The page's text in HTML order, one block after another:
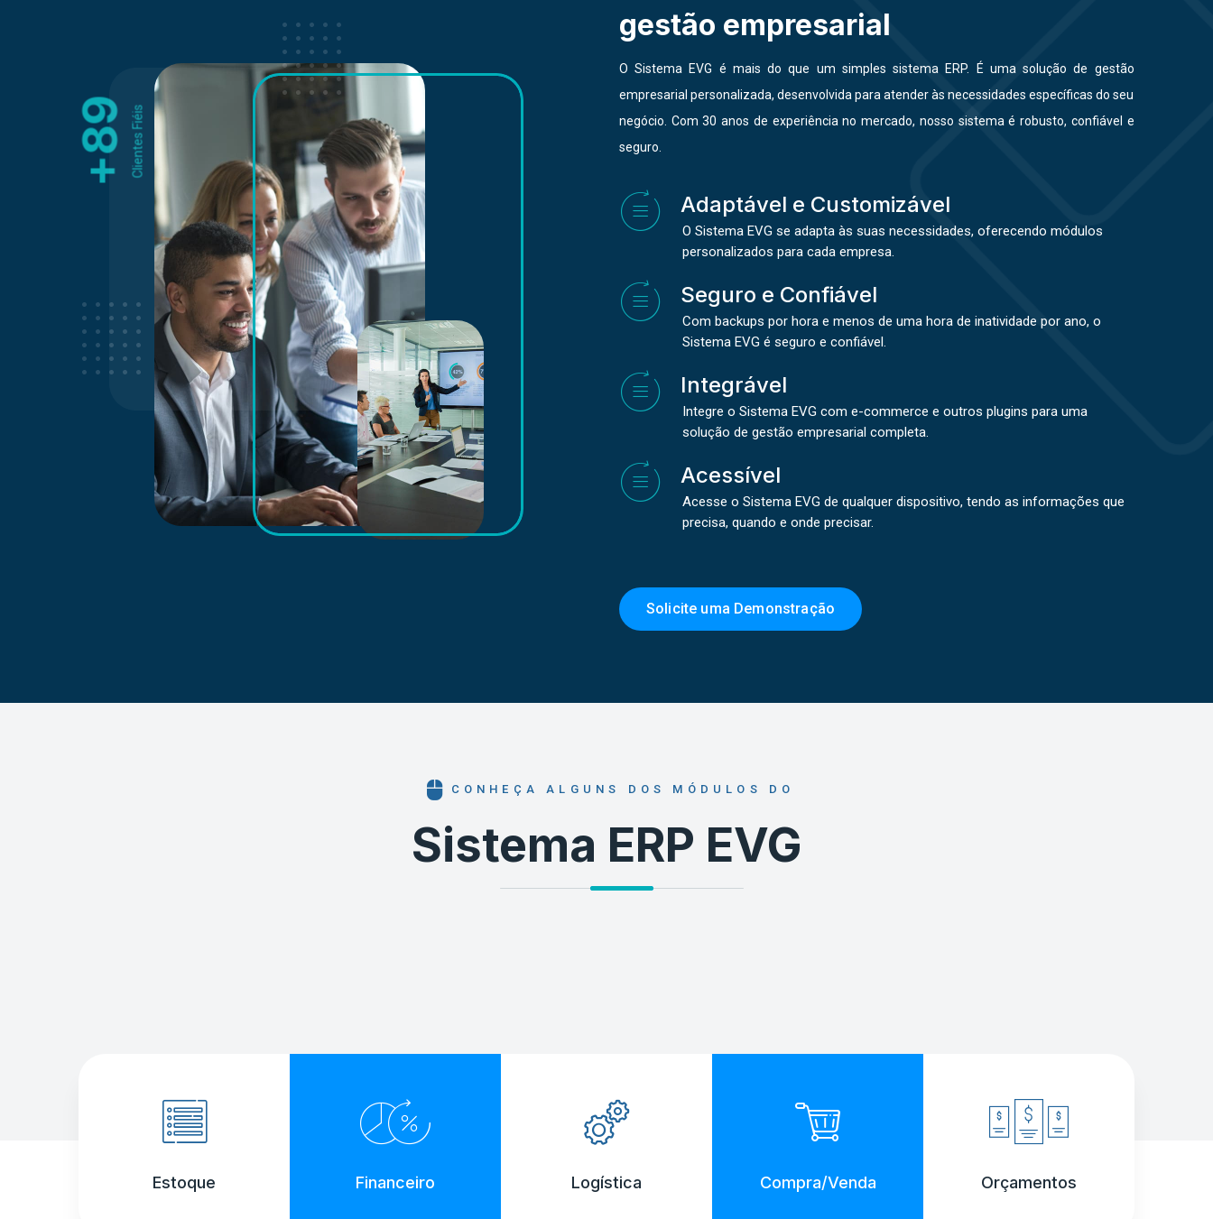
+
89 Clientes Fiéis
gestão empresarial
O Sistema EVG é mais do que um simples sistema ERP. É uma solução de gestão
empresarial personalizada, desenvolvida para atender às necessidades específicas do seu
negócio. Com 30 anos de experiência no mercado, nosso sistema é robusto, confiável e
seguro.
Adaptável e Customizável
O Sistema EVG se adapta às suas necessidades, oferecendo módulos
personalizados para cada empresa.
Seguro e Confiável
Com backups por hora e menos de uma hora de inatividade por ano, o
Sistema EVG é seguro e confiável.
Integrável
Integre o Sistema EVG com e-commerce e outros plugins para uma
solução de gestão empresarial completa.
Acessível
Acesse o Sistema EVG de qualquer dispositivo, tendo as informações que
precisa, quando e onde precisar.
Solicite uma Demonstração
CONHEÇA ALGUNS DOS MÓDULOS DO
Sistema ERP EVG
Estoque Financeiro Logística Compra/Venda Orçamentos